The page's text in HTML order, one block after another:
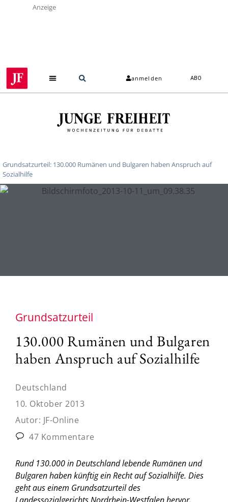
Anzeige
anmelden ABO
Grundsatzurteil: 130.000 Rumänen und Bulgaren haben Anspruch auf
Sozialhilfe
Grundsatzurteil
130.000 Rumänen und Bulgaren
haben Anspruch auf Sozialhilfe
Deutschland
10. Oktober 2013
Autor: JF-Online
47 Kommentare
Rund 130.000 in Deutschland lebende Rumänen und
Bulgaren haben künftig ein Recht auf Sozialhilfe. Dies
geht aus einem Grundsatzurteil des
Landessozialgerichts Nordrhein-Westfalen hervor.